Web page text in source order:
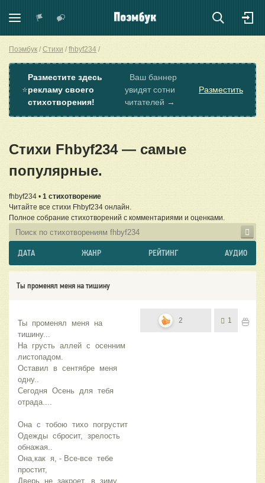
Поэмбук Стихи fhbyf234
⭐
Разместите здесь
рекламу своего
стихотворения!
Ваш баннер
увидят сотни
читателей →
Разместить
Стихи Fhbyf234 — самые
популярные.
fhbyf234 • 1 стихотворение
Читайте все стихи Fhbyf234 онлайн.
Полное собрание стихотворений с комментариями и оценками.
ДАТА ЖАНР РЕЙТИНГ АУДИО
Ты променял меня на тишину
Ты променял меня на
тишину...
На грусть аллей с осенним
листопадом.
Оставил в сентябре меня
одну..
Сегодня Осень для тебя
отрада....
Она с тобою тихо погрустит
Одежды сбросит, зрелость
обнажая..
Она,как я, - Все-все тебе
простит,
Дверь не закроет, в зиму
2 1